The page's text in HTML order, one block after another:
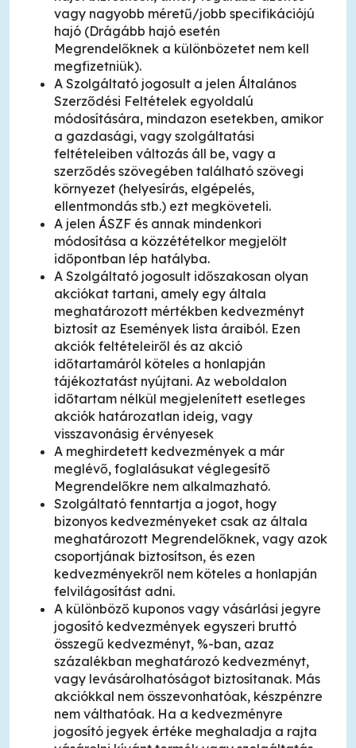
vagy nagyobb méretű/jobb specifikációjú
hajó (Drágább hajó esetén
Megrendelőknek a különbözetet nem kell
megfizetniük).
A Szolgáltató jogosult a jelen Általános
Szerződési Feltételek egyoldalú
módosítására, mindazon esetekben, amikor
a gazdasági, vagy szolgáltatási
feltételeiben változás áll be, vagy a
szerződés szövegében található szövegi
környezet (helyesírás, elgépelés,
ellentmondás stb.) ezt megköveteli.
A jelen ÁSZF és annak mindenkori
módosítása a közzétételkor megjelölt
időpontban lép hatályba.
A Szolgáltató jogosult időszakosan olyan
akciókat tartani, amely egy általa
meghatározott mértékben kedvezményt
biztosít az Események lista áraiból. Ezen
akciók feltételeiről és az akció
időtartamáról köteles a honlapján
tájékoztatást nyújtani. Az weboldalon
időtartam nélkül megjelenített esetleges
akciók határozatlan ideig, vagy
visszavonásig érvényesek
A meghirdetett kedvezmények a már
meglévő, foglalásukat véglegesítő
Megrendelőkre nem alkalmazható.
Szolgáltató fenntartja a jogot, hogy
bizonyos kedvezményeket csak az általa
meghatározott Megrendelőknek, vagy azok
csoportjának biztosítson, és ezen
kedvezményekről nem köteles a honlapján
felvilágosítást adni.
A különböző kuponos vagy vásárlási jegyre
jogosító kedvezmények egyszeri bruttó
összegű kedvezményt, %-ban, azaz
százalékban meghatározó kedvezményt,
vagy levásárolhatóságot biztosítanak. Más
akciókkal nem összevonhatóak, készpénzre
nem válthatóak. Ha a kedvezményre
jogosító jegyek értéke meghaladja a rajta